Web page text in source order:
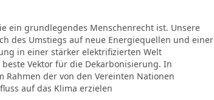
ein grundlegendes Menschenrecht ist. Unsere
des Umstiegs auf neue Energiequellen und einer
in einer stärker elektrifizierten Welt
Vektor für die Dekarbonisierung. In
der von den Vereinten Nationen
auf das Klima erzielen